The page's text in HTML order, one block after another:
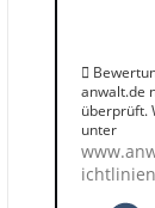
anwalt.de
überprüft.
unter
ichtlinien